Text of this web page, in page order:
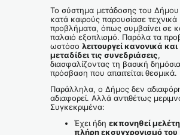
Το σύστημα μετάδοσης του Δήμου
κατά καιρούς παρουσίασε τεχνικά
προβλήματα, όπως συμβαίνει σε
παλαιό εξοπλισμό. Παρόλα τα
ωστόσο λειτουργεί κανονικά και
μεταδίδει τις συνεδριάσεις,
διασφαλίζοντας τη βασική δημόσια
πρόσβαση που απαιτείται θεσμικά.
Παράλληλα, ο Δήμος δεν
αδιαφορεί. Αλλά αντιθέτως
Συγκεκριμένα:
Έχει ήδη εκπονηθεί
πλήρη εκσυγχρονισμό του